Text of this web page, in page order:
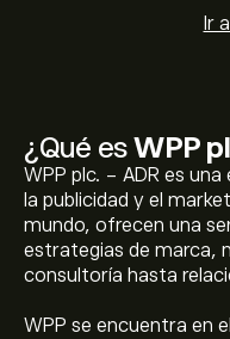
¿Qué esWPP
WPP plc. - ADR es
la publicidad y el
mundo, ofrecen una
estrategias de marca,
consultoría hasta
WPP se encuentra en
Ir